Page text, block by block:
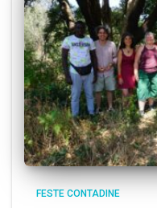
FESTE CONTADINE